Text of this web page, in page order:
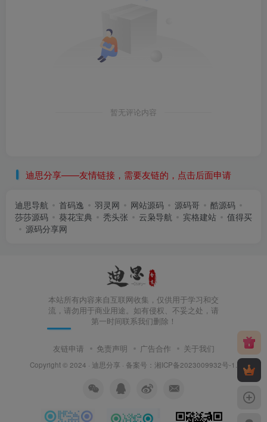
暂无评论内容
迪思分享——友情链接，需要友链的，点击后面申请
迪思导航 首码逸 羽灵网 网站源码 源码哥
酷源码
莎莎源码
葵花宝典 秃头张 云枭导航 宾格建站
值得买
源码分享网
本站所有内容来自互联网收集，仅供用于学习和交
流，请勿用于商业用途。如有侵权、不妥之处，请
第一时间联系我们删除！
友链申请 免责声明 广告合作 关于我们
Copyright © 2024 · 迪思分享 · 备案号： 湘ICP备2023009932号-1